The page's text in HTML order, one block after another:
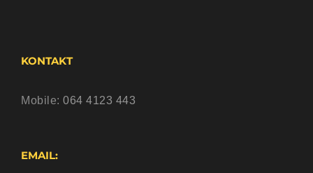
KONTAKT
Mobile: 064 4123 443
EMAIL: